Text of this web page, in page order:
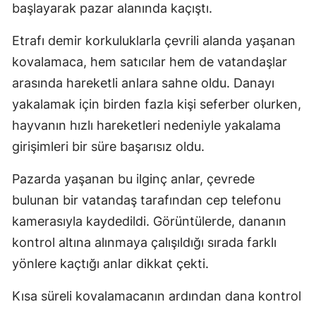
başlayarak pazar alanında kaçıştı.
Etrafı demir korkuluklarla çevrili alanda yaşanan
kovalamaca, hem satıcılar hem de vatandaşlar
arasında hareketli anlara sahne oldu. Danayı
yakalamak için birden fazla kişi seferber olurken,
hayvanın hızlı hareketleri nedeniyle yakalama
girişimleri bir süre başarısız oldu.
Pazarda yaşanan bu ilginç anlar, çevrede
bulunan bir vatandaş tarafından cep telefonu
kamerasıyla kaydedildi. Görüntülerde, dananın
kontrol altına alınmaya çalışıldığı sırada farklı
yönlere kaçtığı anlar dikkat çekti.
Kısa süreli kovalamacanın ardından dana kontrol